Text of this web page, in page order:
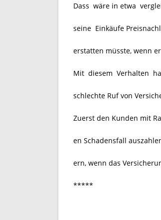
Dass wäre in etwa
seine Einkäufe
erstatten müsste, wenn
Mit diesem Verhalten
schlechte Ruf von
Zuerst den Kunden mit
en Schadensfall
ern, wenn das
*****